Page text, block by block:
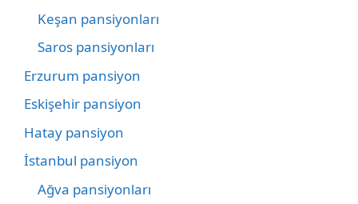
Keşan pansiyonları
Saros pansiyonları
Erzurum pansiyon
Eskişehir pansiyon
Hatay pansiyon
İstanbul pansiyon
Ağva pansiyonları